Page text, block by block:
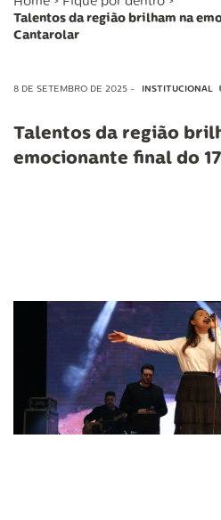
Talentos da região brilham na
Cantarolar
8 DE SETEMBRO DE 2025 - INSTITUCIONAL
Talentos da região
emocionante final do